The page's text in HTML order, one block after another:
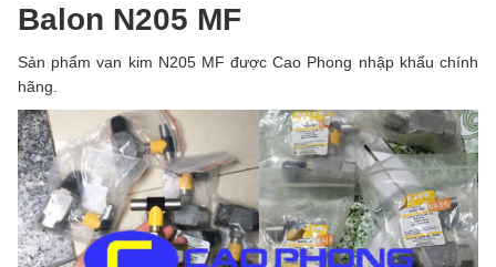
Balon N205 MF
Sản phẩm van kim N205 MF được Cao Phong nhập khẩu chính
hãng.